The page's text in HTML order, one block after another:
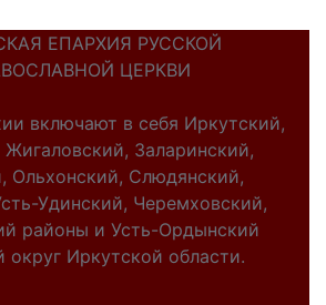
ЕПАРХИЯ РУССКОЙ
ЦЕРКВИ
включают в себя Иркутский,
Жигаловский, Заларинский,
Ольхонский, Слюдянский,
Удинский, Черемховский,
районы и Усть-Ордынский
округ Иркутской области.